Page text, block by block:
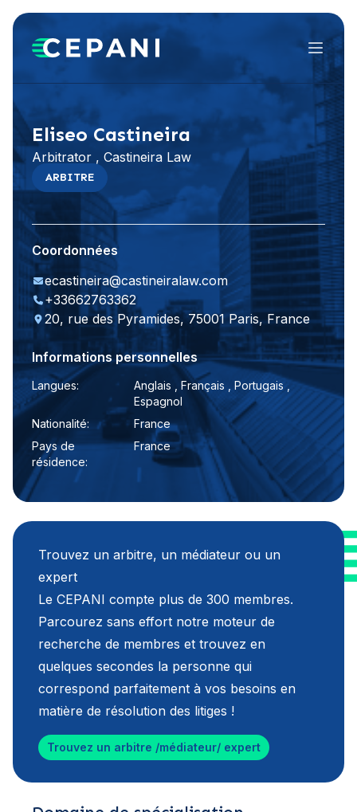
Menu
LinkedIn
Eliseo Castineira
Arbitrator , Castineira Law
ARBITRE
Coordonnées
ecastineira@castineiralaw.com
+33662763362
20, rue des Pyramides, 75001 Paris, France
Informations personnelles
Langues:
Anglais , Français , Portugais ,
Espagnol
Nationalité:
France
Pays de
résidence:
France
Trouvez un arbitre, un médiateur ou un
expert
Le CEPANI compte plus de 300 membres.
Parcourez sans effort notre moteur de
recherche de membres et trouvez en
quelques secondes la personne qui
correspond parfaitement à vos besoins en
matière de résolution des litiges !
Trouvez un arbitre /médiateur/ expert